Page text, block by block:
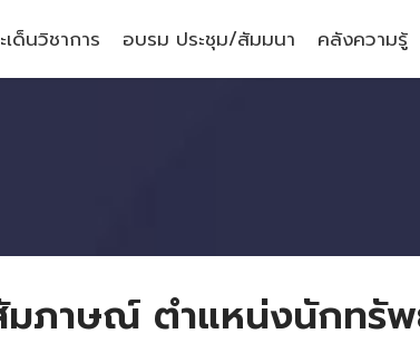
เด็นวิชาการ อบรม ประชุม/สัมมนา คลังความรู้
มภาษณ์ ตำแหน่งนักทรั